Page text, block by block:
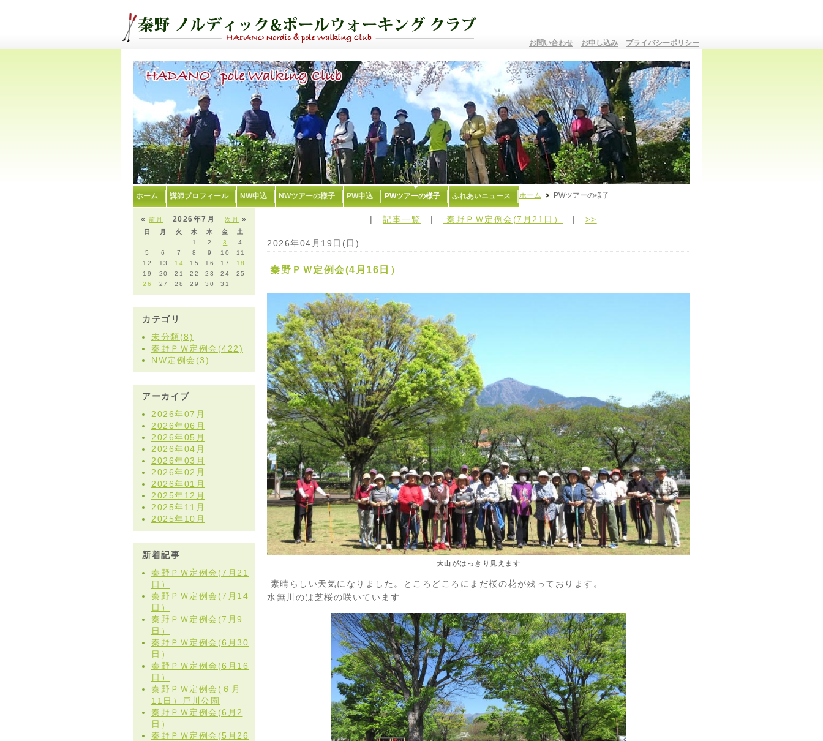
お問い合わせ お申し込み プライバシーポリシー
ホーム 講師プロフィール NW申込 NWツアーの様子 PW申込 PWツアーの様子 ふれあいニュース ホーム PWツアーの様子
«前月 次月 »
2026年7月
日 月 火 水 木 金
土
1
2 3
4
5
6 7 8 9 10
11
12
13 14 15 16 17
18
19
20 21 22 23 24
25
26
27 28 29 30 31
カテゴリ
未分類(8)
秦野ＰＷ定例会(422)
NW定例会(3)
アーカイブ
2026年07月
2026年06月
2026年05月
2026年04月
2026年03月
2026年02月
2026年01月
2025年12月
2025年11月
2025年10月
新着記事
秦野ＰＷ定例会(7月21
日）
秦野ＰＷ定例会(7月14
日）
秦野ＰＷ定例会(7月9
日）
秦野ＰＷ定例会(6月30
日）
秦野ＰＷ定例会(6月16
日）
秦野ＰＷ定例会(６月
11日）戸川公園
秦野ＰＷ定例会(6月2
日）
秦野ＰＷ定例会(5月26
|記事一覧 | 秦野ＰＷ定例会(7月21日） | >>
2026年04月19日(日)
秦野ＰＷ定例会(4月16日）
大山がはっきり見えます
素晴らしい天気になりました。ところどころにまだ桜の花が残っております。
水無川のは芝桜の咲いています